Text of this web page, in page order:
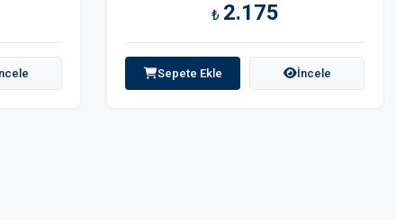
₺ 2.175
Sepete Ekle İncele